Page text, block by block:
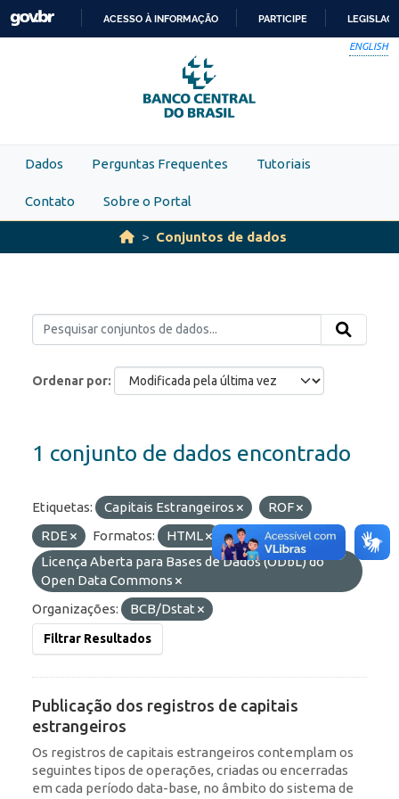
Skip to main content
PARA
O
CONTEÚDO
ACESSO À INFORMAÇÃO PARTICIPE
ENGLISH
Dados Perguntas Frequentes Tutoriais
Contato Sobre o Portal
Conjuntos de dados
Ordenar por
1 conjunto de dados encontrado
Etiquetas: Capitais Estrangeiros
ROF
RDE
Formatos: HTML
Licenças:
Licença Aberta para Bases de Dados (ODbL) do
Open Data Commons
Organizações:
BCB/Dstat
Filtrar Resultados
Publicação dos registros de capitais
estrangeiros
Os registros de capitais estrangeiros contemplam os
seguintes tipos de operações, criadas ou encerradas
em cada período data-base, no âmbito do sistema de